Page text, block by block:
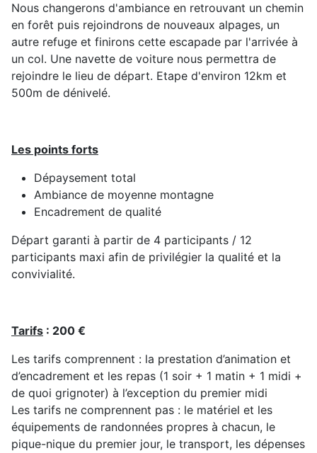
Nous changerons d'ambiance en retrouvant un chemin
en forêt puis rejoindrons de nouveaux alpages, un
autre refuge et finirons cette escapade par l'arrivée à
un col. Une navette de voiture nous permettra de
rejoindre le lieu de départ. Etape d'environ 12km et
500m de dénivelé.
Les points forts
Dépaysement total
Ambiance de moyenne montagne
Encadrement de qualité
Départ garanti à partir de 4 participants / 12
participants maxi afin de privilégier la qualité et la
convivialité.
Tarifs : 200 €
Les tarifs comprennent : la prestation d’animation et
d’encadrement et les repas (1 soir + 1 matin + 1 midi +
de quoi grignoter) à l’exception du premier midi
Les tarifs ne comprennent pas : le matériel et les
équipements de randonnées propres à chacun, le
pique-nique du premier jour, le transport, les dépenses